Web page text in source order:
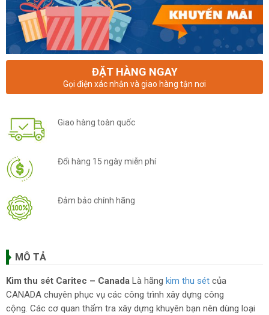
ĐẶT HÀNG NGAY
Gọi điện xác nhận và giao hàng tận nơi
Giao hàng toàn quốc
Đổi hàng 15 ngày miễn phí
Đảm bảo chính hãng
MÔ TẢ
Kim thu sét Caritec – Canada Là hãng kim thu sét của
CANADA chuyên phục vụ các công trình xây dựng công
cộng. Các cơ quan thẩm tra xây dựng khuyên bạn nên dùng loại